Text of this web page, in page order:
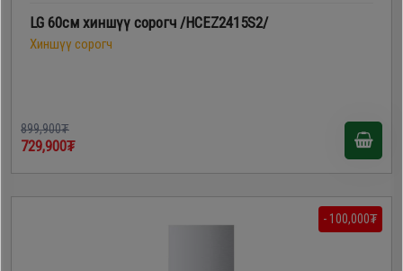
LG 60см хиншүү сорогч /HCEZ2415S2/
Хиншүү сорогч
899,900₮
729,900₮
- 100,000₮